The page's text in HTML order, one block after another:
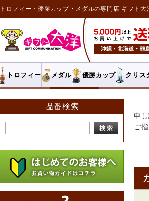
トロフィー・優勝カップ・メダルの専門店 ギフト大
トロフィー メダル 優勝カップ クリス
申
ご
品番検索